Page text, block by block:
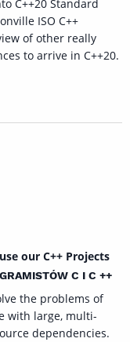
C++20 Standard
ISO C++
of other really
to arrive in C++20.
our C++ Projects
C I C ++
the problems of
with large, multi-
dependencies.